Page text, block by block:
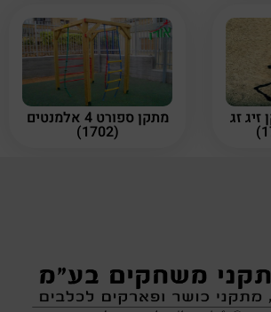
זג מתקן ספורט 4 אלמנטים
(1702)